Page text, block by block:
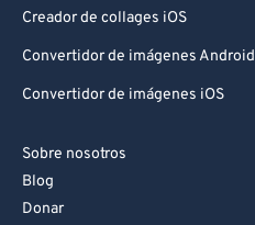
Creador de collages iOS
Convertidor de imágenes Android
Convertidor de imágenes iOS
Sobre nosotros
Blog
Donar